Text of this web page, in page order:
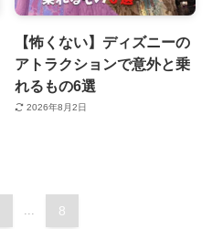
【怖くない】ディズニーの
アトラクションで意外と乗
れるもの6選
2026年8月2日
... 8